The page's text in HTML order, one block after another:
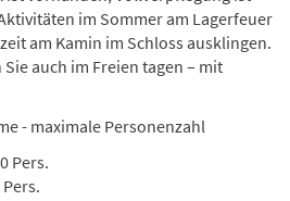
im Sommer am Lagerfeuer
am Kamin im Schloss ausklingen.
auch im Freien tagen – mit
- maximale Personenzahl
Pers.